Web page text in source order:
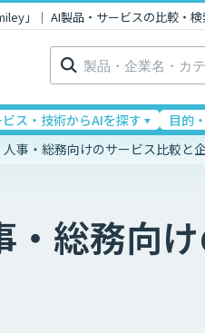
」｜ AI製品・サービスの比較・検
検
索:
ス・技術からAIを探す 目的
人事・総務向けのサービス比較と企
・総務向け